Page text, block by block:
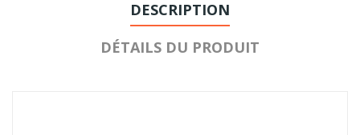
DESCRIPTION
DÉTAILS DU PRODUIT